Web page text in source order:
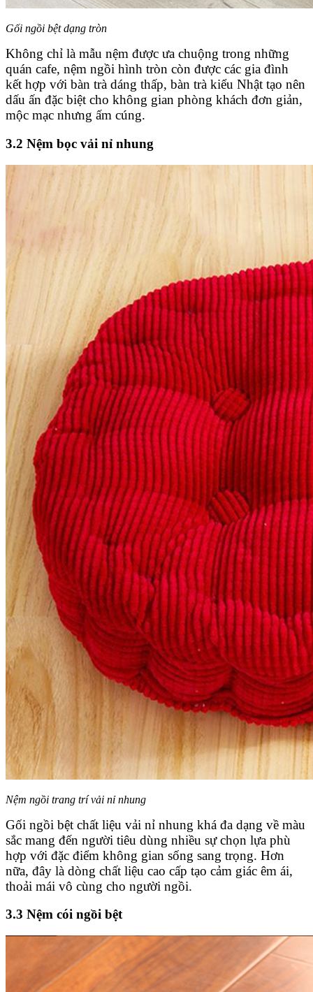
Gối ngồi bệt dạng tròn
Không chỉ là mẫu nệm được ưa chuộng trong những
quán cafe, nệm ngồi hình tròn còn được các gia đình
kết hợp với bàn trà dáng thấp, bàn trà kiểu Nhật tạo nên
dấu ấn đặc biệt cho không gian phòng khách đơn giản,
mộc mạc nhưng ấm cúng.
3.2 Nệm bọc vải nỉ nhung
Nệm ngồi trang trí vải nỉ nhung
Gối ngồi bệt chất liệu vải nỉ nhung khá đa dạng về màu
sắc mang đến người tiêu dùng nhiều sự chọn lựa phù
hợp với đặc điểm không gian sống sang trọng. Hơn
nữa, đây là dòng chất liệu cao cấp tạo cảm giác êm ái,
thoải mái vô cùng cho người ngồi.
3.3 Nệm cói ngồi bệt